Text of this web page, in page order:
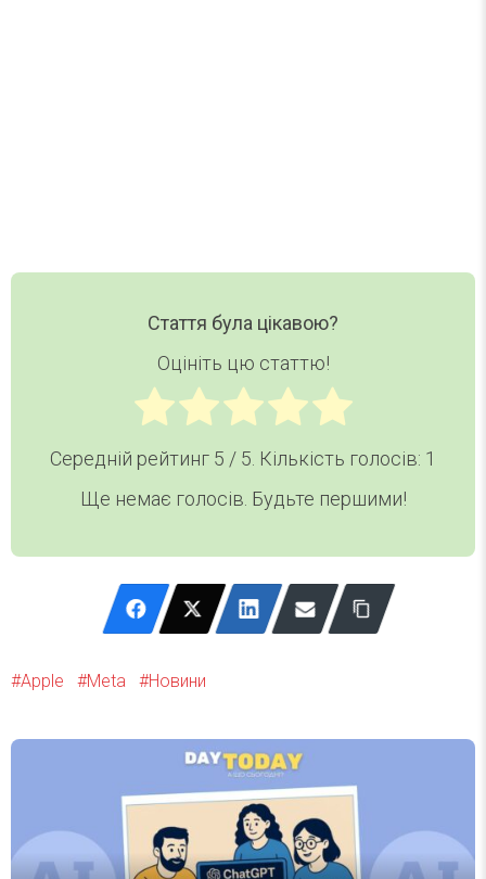
Стаття була цікавою?
Оцініть цю статтю!
Середній рейтинг 5 / 5. Кількість голосів: 1
Ще немає голосів. Будьте першими!
Apple Meta Новини